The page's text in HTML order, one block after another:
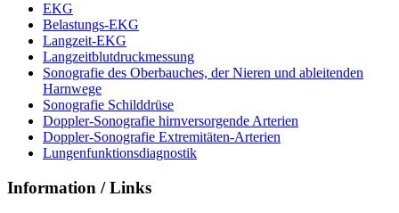
EKG
Belastungs-EKG
Langzeit-EKG
Langzeitblutdruckmessung
Sonografie des Oberbauches, der Nieren und ableitenden
Harnwege
Sonografie Schilddrüse
Doppler-Sonografie hirnversorgende Arterien
Doppler-Sonografie Extremitäten-Arterien
Lungenfunktionsdiagnostik
Information / Links